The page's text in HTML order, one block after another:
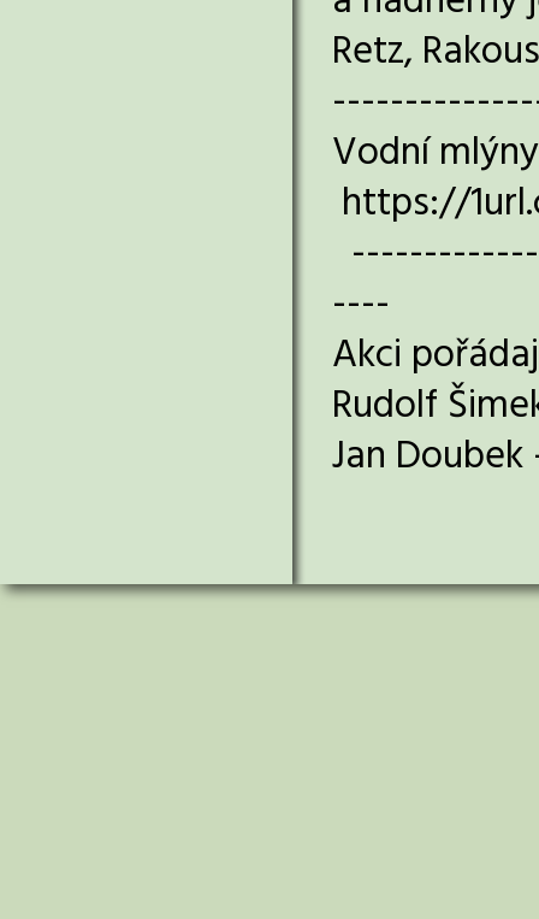
Retz,
Vodní
https://
----
Akci
Rudolf
Jan